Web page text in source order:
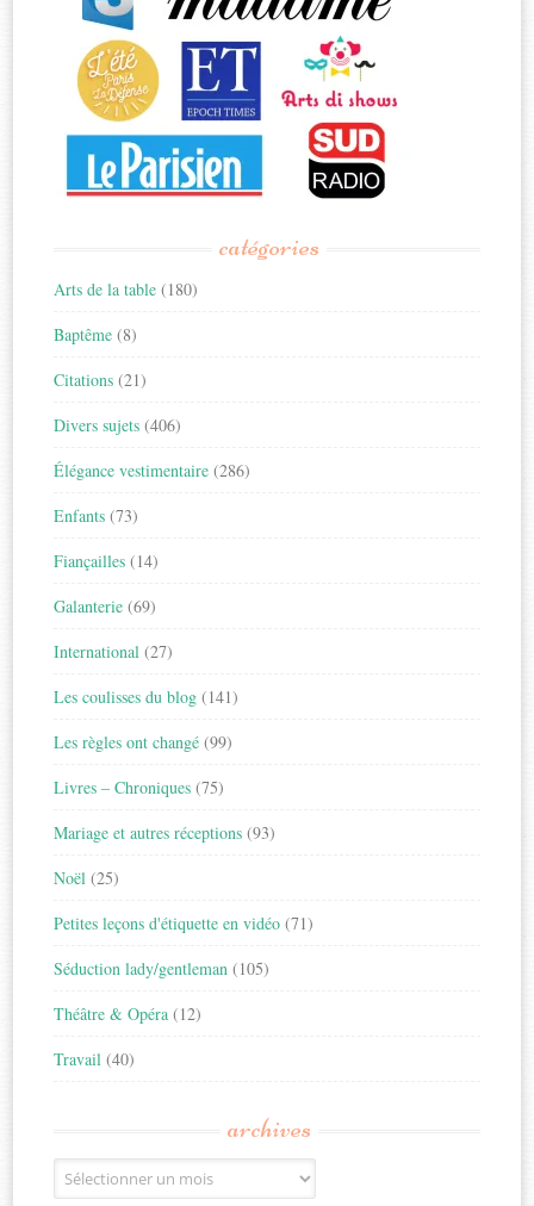
catégories
Arts de la table (180)
Baptême (8)
Citations (21)
Divers sujets (406)
Élégance vestimentaire (286)
Enfants (73)
Fiançailles (14)
Galanterie (69)
International (27)
Les coulisses du blog (141)
Les règles ont changé (99)
Livres – Chroniques (75)
Mariage et autres réceptions (93)
Noël (25)
Petites leçons d'étiquette en vidéo (71)
Séduction lady/gentleman (105)
Théâtre & Opéra (12)
Travail (40)
archives
Archives